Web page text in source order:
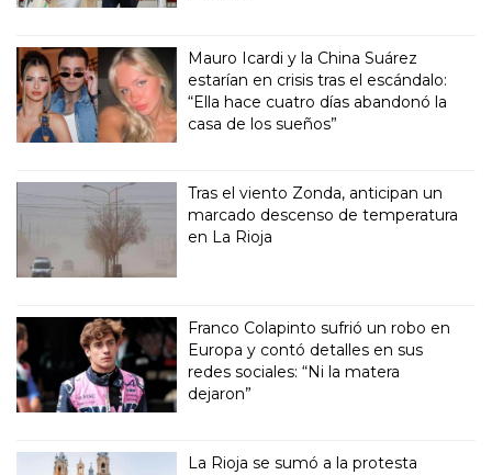
Mauro Icardi y la China Suárez
estarían en crisis tras el escándalo:
“Ella hace cuatro días abandonó la
casa de los sueños”
Tras el viento Zonda, anticipan un
marcado descenso de temperatura
en La Rioja
Franco Colapinto sufrió un robo en
Europa y contó detalles en sus
redes sociales: “Ni la matera
dejaron”
La Rioja se sumó a la protesta